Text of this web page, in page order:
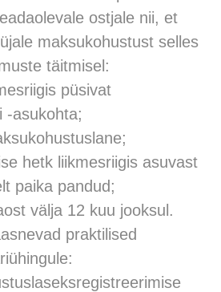
ostjale nii, et
maksukohustust selles
täitmisel:
püsivat
-asukohta;
hetk liikmesriigis asuvast
paika pandud;
välja 12 kuu jooksul.
praktilised